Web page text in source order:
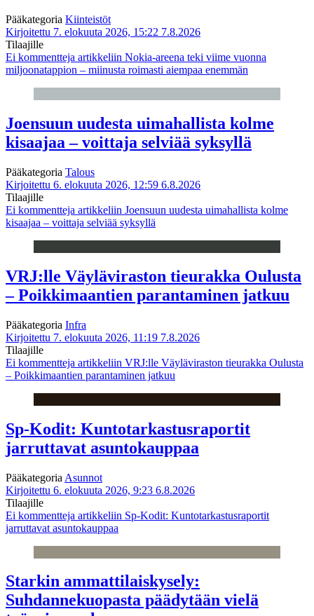
Pääkategoria Kiinteistöt
Kirjoitettu 7. elokuuta 2026, 15:22 7.8.2026
Tilaajille
Ei kommentteja artikkeliin Nokia-areena teki viime vuonna
miljoonatappion – miinusta roimasti aiempaa enemmän
Joensuun uudesta uimahallista kolme
kisaajaa – voittaja selviää syksyllä
Pääkategoria Talous
Kirjoitettu 6. elokuuta 2026, 12:59 6.8.2026
Tilaajille
Ei kommentteja artikkeliin Joensuun uudesta uimahallista kolme
kisaajaa – voittaja selviää syksyllä
VRJ:lle Väyläviraston tieurakka Oulusta
– Poikkimaantien parantaminen jatkuu
Pääkategoria Infra
Kirjoitettu 7. elokuuta 2026, 11:19 7.8.2026
Tilaajille
Ei kommentteja artikkeliin VRJ:lle Väyläviraston tieurakka Oulusta
– Poikkimaantien parantaminen jatkuu
Sp-Kodit: Kuntotarkastusraportit
jarruttavat asuntokauppaa
Pääkategoria Asunnot
Kirjoitettu 6. elokuuta 2026, 9:23 6.8.2026
Tilaajille
Ei kommentteja artikkeliin Sp-Kodit: Kuntotarkastusraportit
jarruttavat asuntokauppaa
Starkin ammattilaiskysely:
Suhdannekuopasta päädytään vielä